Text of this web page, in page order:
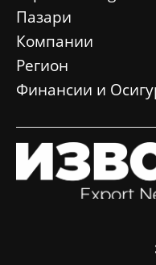
Пазари
Компании
Регион
Финансии и